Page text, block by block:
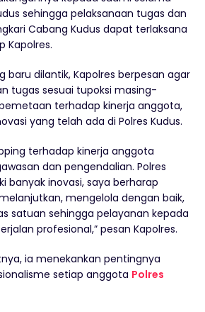
sehingga pelaksanaan tugas dan
Cabang Kudus dapat terlaksana
Kapolres.
baru dilantik, Kapolres berpesan agar
tugas sesuai tupoksi masing-
terhadap kinerja anggota,
yang telah ada di Polres Kudus.
terhadap kinerja anggota
dan pengendalian. Polres
banyak inovasi, saya berharap
mengelola dengan baik,
satuan sehingga pelayanan kepada
profesional,” pesan Kapolres.
ia menekankan pentingnya
setiap anggota Polres